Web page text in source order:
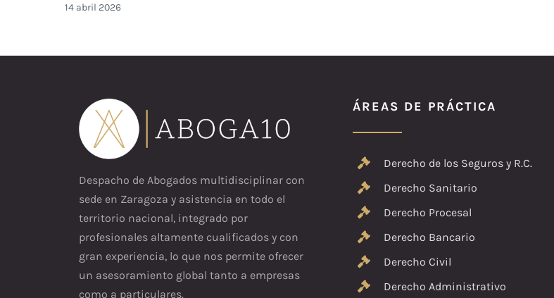
14 abril 2026
Despacho de Abogados multidisciplinar con
sede en Zaragoza y asistencia en todo el
territorio nacional, integrado por
profesionales altamente cualificados y con
gran experiencia, lo que nos permite ofrecer
un asesoramiento global tanto a empresas
como a particulares.
ÁREAS DE PRÁCTICA
Derecho de los Seguros y R.C.
Derecho Sanitario
Derecho Procesal
Derecho Bancario
Derecho Civil
Derecho Administrativo